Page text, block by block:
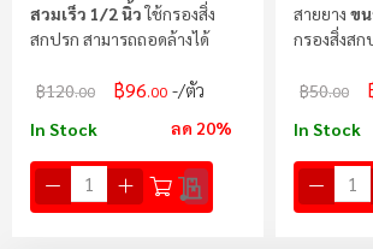
สวมเร็ว 1/2 นิ้วใช้กรองสิ่ง
สกปรก สามารถถอดล้างได้
฿120.00 ฿96.00 /ตัว
In Stock ลด 20%
สายยาง ข
กรองสิ่งสก
฿50.00
In Stock